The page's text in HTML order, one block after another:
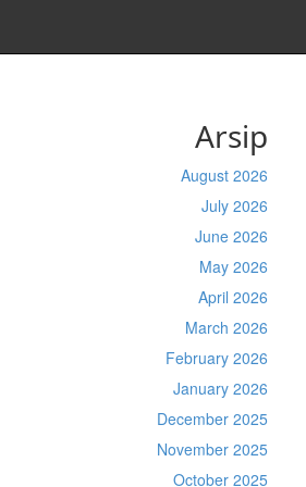
Arsip
August 2026
July 2026
June 2026
May 2026
April 2026
March 2026
February 2026
January 2026
December 2025
November 2025
October 2025